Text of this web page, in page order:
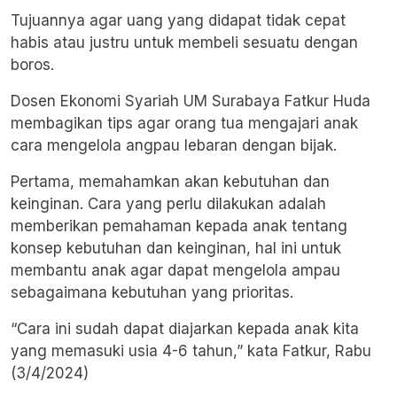
Tujuannya agar uang yang didapat tidak cepat
habis atau justru untuk membeli sesuatu dengan
boros.
Dosen Ekonomi Syariah UM Surabaya Fatkur Huda
membagikan tips agar orang tua mengajari anak
cara mengelola angpau lebaran dengan bijak.
Pertama, memahamkan akan kebutuhan dan
keinginan. Cara yang perlu dilakukan adalah
memberikan pemahaman kepada anak tentang
konsep kebutuhan dan keinginan, hal ini untuk
membantu anak agar dapat mengelola ampau
sebagaimana kebutuhan yang prioritas.
“Cara ini sudah dapat diajarkan kepada anak kita
yang memasuki usia 4-6 tahun,” kata Fatkur, Rabu
(3/4/2024)